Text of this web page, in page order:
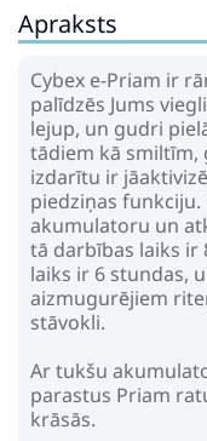
Apraksts
Cybex e-Priam ir
palīdzēs Jums
lejup, un gudri
tādiem kā smiltīm,
izdarītu ir
piedziņas funkciju.
akumulatoru un
tā darbības laiks ir
laiks ir 6 stundas,
aizmugurējiem
stāvokli.
Ar tukšu
parastus Priam
krāsās.